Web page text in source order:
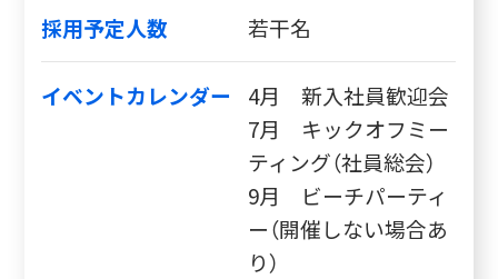
採用予定人数 若干名
イベントカレンダー
4月 新入社員歓迎会
7月 キックオフミー
ティング（社員総会）
9月 ビーチパーティ
ー（開催しない場合あ
り）